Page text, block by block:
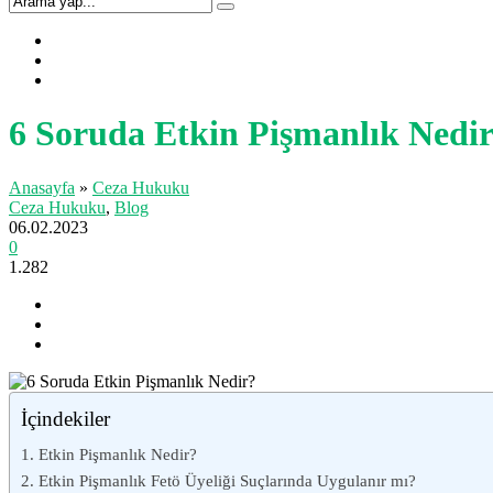
6 Soruda Etkin Pişmanlık
Anasayfa » Ceza Hukuku
Ceza Hukuku, Blog
06.02.2023
0
1.282
İçindekiler
1. Etkin Pişmanlık Nedir?
2. Etkin Pişmanlık Fetö Üyeliği Suçlarında Uygulanır mı?